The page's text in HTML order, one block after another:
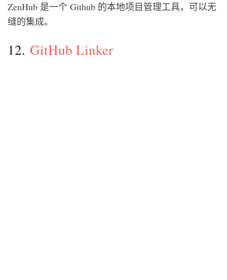
ZenHub 是一个 Github 的本地项目管理工具，可以无
缝的集成。
12. GitHub Linker